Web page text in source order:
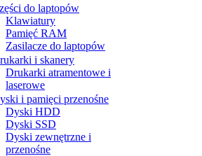
do laptopów
Klawiatury
Pamięć RAM
Zasilacze do laptopów
i skanery
Drukarki atramentowe i
laserowe
i pamięci przenośne
Dyski HDD
Dyski SSD
Dyski zewnętrzne i
przenośne